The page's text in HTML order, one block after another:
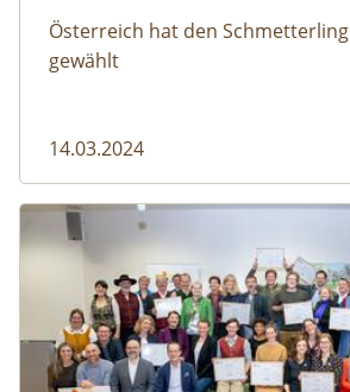
Österreich hat den Schmetterling
gewählt
14.03.2024
#streuobst: 130.000 Euro für 13